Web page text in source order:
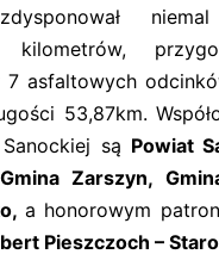
kilometrów,
7 asfaltowych
53,87km.
są Powiat
Zarszyn,
a honorowym
Pieszczoch –